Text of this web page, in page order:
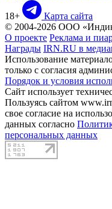
18+
Карта сайта
© 2004-2026 ООО
О проекте Реклама и
Награды IRN.RU в
Использование
только с согласия
Порядок и условия
Сайт использует
Пользуясь сайтом
свое согласие на
данных согласно
персональных данных